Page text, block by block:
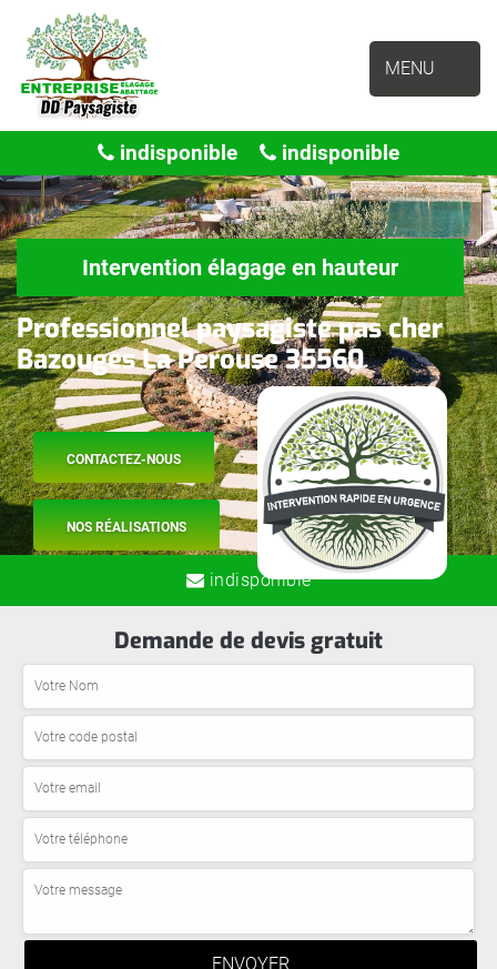
MENU
indisponible indisponible
Intervention élagage en hauteur
Professionnel paysagiste pas cher
Bazouges La Perouse 35560
CONTACTEZ-NOUS
NOS RÉALISATIONS
indisponible
Demande de devis gratuit